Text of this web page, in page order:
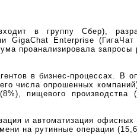
в группу Сбер),
GigaChat Enterprise
проанализировала запросы
в бизнес-процессах. В
числа опрошенных
пищевого производства
и автоматизация офисных
на рутинные операции